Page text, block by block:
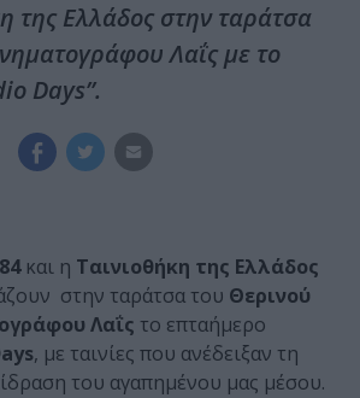
της Ελλάδος στην ταράτσα
Λαΐς με το
Days”.
και η Ταινιοθήκη της Ελλάδος
στην ταράτσα του Θερινού
Λαΐς το επταήμερο
, με ταινίες που ανέδειξαν τη
του αγαπημένου μας μέσου.